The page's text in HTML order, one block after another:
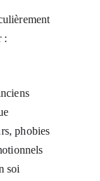
:
phobies
soi